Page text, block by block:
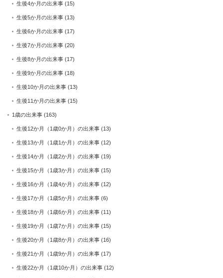
生後4か月の出来事 (15)
生後5か月の出来事 (13)
生後6か月の出来事 (17)
生後7か月の出来事 (20)
生後8か月の出来事 (17)
生後9か月の出来事 (18)
生後10か月の出来事 (13)
生後11か月の出来事 (15)
1歳の出来事 (163)
生後12か月（1歳0か月）の出来事 (13)
生後13か月（1歳1か月）の出来事 (12)
生後14か月（1歳2か月）の出来事 (19)
生後15か月（1歳3か月）の出来事 (15)
生後16か月（1歳4か月）の出来事 (12)
生後17か月（1歳5か月）の出来事 (6)
生後18か月（1歳6か月）の出来事 (11)
生後19か月（1歳7か月）の出来事 (15)
生後20か月（1歳8か月）の出来事 (16)
生後21か月（1歳9か月）の出来事 (17)
生後22か月（1歳10か月）の出来事 (12)